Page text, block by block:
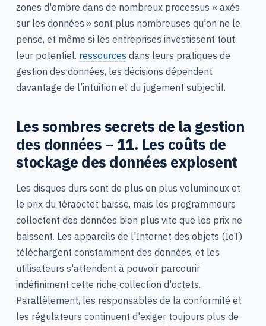
zones d'ombre dans de nombreux processus « axés
sur les données » sont plus nombreuses qu'on ne le
pense, et même si les entreprises investissent tout
leur potentiel. ressources dans leurs pratiques de
gestion des données, les décisions dépendent
davantage de l’intuition et du jugement subjectif.
Les sombres secrets de la gestion
des données – 11. Les coûts de
stockage des données explosent
Les disques durs sont de plus en plus volumineux et
le prix du téraoctet baisse, mais les programmeurs
collectent des données bien plus vite que les prix ne
baissent. Les appareils de l'Internet des objets (IoT)
téléchargent constamment des données, et les
utilisateurs s'attendent à pouvoir parcourir
indéfiniment cette riche collection d'octets.
Parallèlement, les responsables de la conformité et
les régulateurs continuent d'exiger toujours plus de